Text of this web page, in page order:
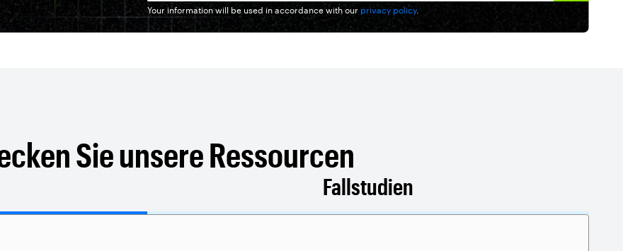
Your information will be used in accordance with our privacy policy.
Sie unsere Ressourcen
Fallstudien